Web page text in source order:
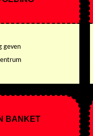
geven
BANKET